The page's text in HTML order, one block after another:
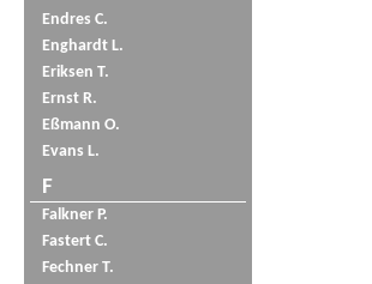
Endres C.
Enghardt L.
Eriksen T.
Ernst R.
Eßmann O.
Evans L.
F
Falkner P.
Fastert C.
Fechner T.